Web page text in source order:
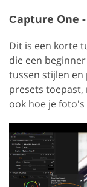
Сapture One
Dit is een korte
die een
tussen stijlen en
presets toepast,
ook hoe je